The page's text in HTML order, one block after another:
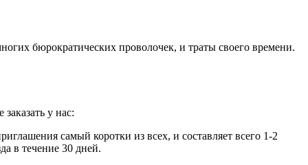
бюрократических проволочек, и траты своего времени.
у нас:
самый коротки из всех, и составляет всего 1-2
в течение 30 дней.